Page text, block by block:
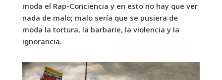
moda el Rap-Conciencia y en esto no hay que ver
nada de malo; malo sería que se pusiera de
moda la tortura, la barbarie, la violencia y la
ignorancia.